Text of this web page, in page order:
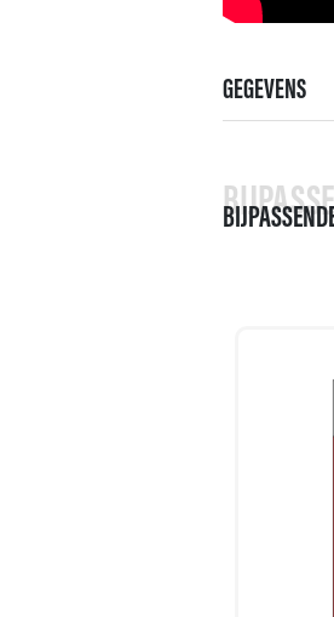
GEGEVENS